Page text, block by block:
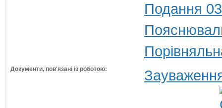
Подання
Документи, пов'язані із роботою: